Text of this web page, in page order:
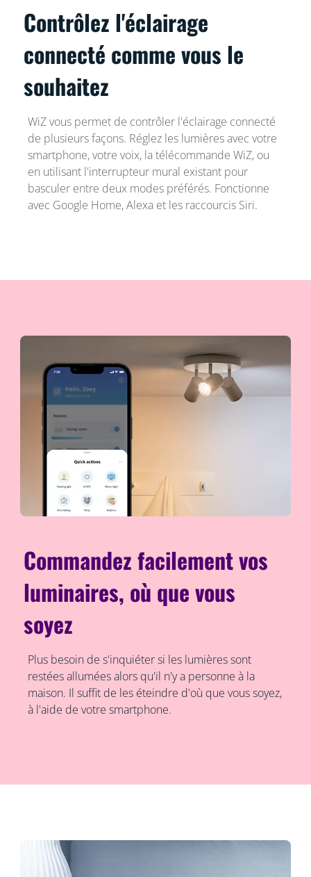
Contrôlez l'éclairage
connecté comme vous le
souhaitez
WiZ vous permet de contrôler l'éclairage connecté
de plusieurs façons. Réglez les lumières avec votre
smartphone, votre voix, la télécommande WiZ, ou
en utilisant l'interrupteur mural existant pour
basculer entre deux modes préférés. Fonctionne
avec Google Home, Alexa et les raccourcis Siri.
Commandez facilement vos
luminaires, où que vous
soyez
Plus besoin de s'inquiéter si les lumières sont
restées allumées alors qu'il n'y a personne à la
maison. Il suffit de les éteindre d'où que vous soyez,
à l'aide de votre smartphone.